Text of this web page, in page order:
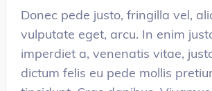
Donec pede justo, fringilla vel,
vulputate eget, arcu. In enim
imperdiet a, venenatis vitae,
dictum felis eu pede mollis